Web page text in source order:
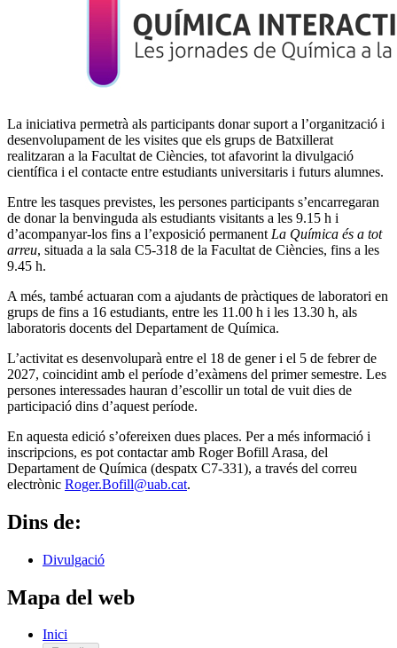
La iniciativa permetrà als participants donar suport a l’organització i
desenvolupament de les visites que els grups de Batxillerat
realitzaran a la Facultat de Ciències, tot afavorint la divulgació
científica i el contacte entre estudiants universitaris i futurs alumnes.
Entre les tasques previstes, les persones participants s’encarregaran
de donar la benvinguda als estudiants visitants a les 9.15 h i
d’acompanyar-los fins a l’exposició permanent La Química és a tot
arreu, situada a la sala C5-318 de la Facultat de Ciències, fins a les
9.45 h.
A més, també actuaran com a ajudants de pràctiques de laboratori en
grups de fins a 16 estudiants, entre les 11.00 h i les 13.30 h, als
laboratoris docents del Departament de Química.
L’activitat es desenvoluparà entre el 18 de gener i el 5 de febrer de
2027, coincidint amb el període d’exàmens del primer semestre. Les
persones interessades hauran d’escollir un total de vuit dies de
participació dins d’aquest període.
En aquesta edició s’ofereixen dues places. Per a més informació i
inscripcions, es pot contactar amb Roger Bofill Arasa, del
Departament de Química (despatx C7-331), a través del correu
electrònic Roger.Bofill@uab.cat.
Dins de:
Divulgació
Mapa del web
Inici